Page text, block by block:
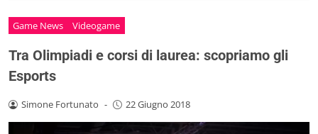
Game News Videogame
Tra Olimpiadi e corsi di laurea: scopriamo gli
Esports
Simone Fortunato - 22 Giugno 2018